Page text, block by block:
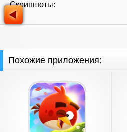
Скриншоты:
Похожие приложения: